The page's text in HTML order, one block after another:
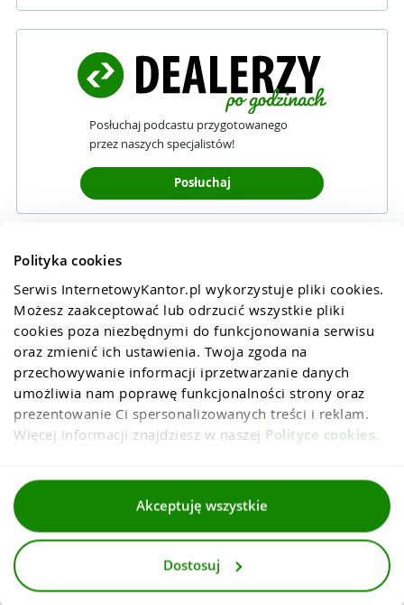
Polityka cookies
Serwis InternetowyKantor.pl wykorzystuje pliki cookies.
Możesz zaakceptować lub odrzucić wszystkie pliki
cookies poza niezbędnymi do funkcjonowania serwisu
oraz zmienić ich ustawienia. Twoja zgoda na
przechowywanie informacji iprzetwarzanie danych
umożliwia nam poprawę funkcjonalności strony oraz
prezentowanie Ci spersonalizowanych treści i reklam.
Więcej informacji znajdziesz w naszej Polityce cookies.
Akceptuję wszystkie
Dostosuj
Posłuchaj podcastu przygotowanego
przez naszych specjalistów!
Posłuchaj
Regulaminy
Dla mediów